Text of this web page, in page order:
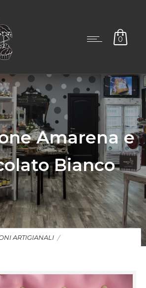
0
Amarena e
Bianco
ARTIGIANALI